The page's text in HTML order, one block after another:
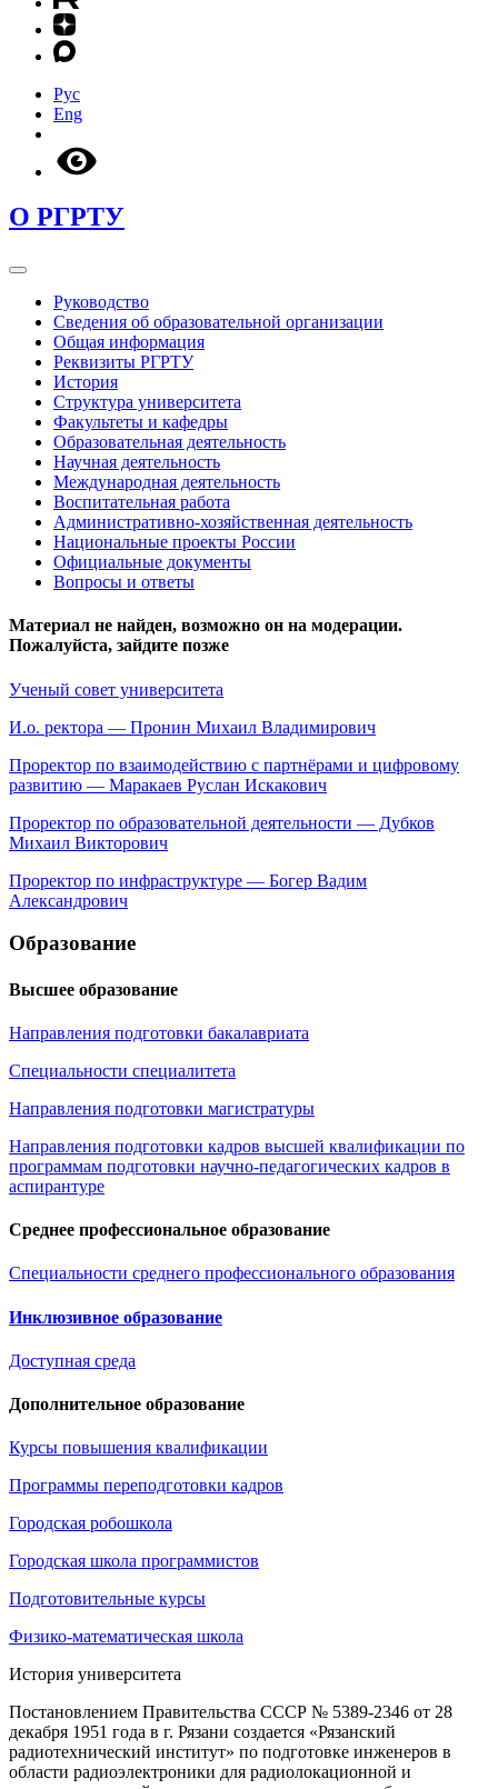
Рус
Eng
О РГРТУ
Руководство
Сведения об образовательной организации
Общая информация
Реквизиты РГРТУ
История
Структура университета
Факультеты и кафедры
Образовательная деятельность
Научная деятельность
Международная деятельность
Воспитательная работа
Административно-хозяйственная деятельность
Национальные проекты России
Официальные документы
Вопросы и ответы
Материал не найден, возможно он на модерации.
Пожалуйста, зайдите позже
Ученый совет университета
И.о. ректора — Пронин Михаил Владимирович
Проректор по взаимодействию с партнёрами и цифровому
развитию — Маракаев Руслан Искакович
Проректор по образовательной деятельности — Дубков
Михаил Викторович
Проректор по инфраструктуре — Богер Вадим
Александрович
Образование
Высшее образование
Направления подготовки бакалавриата
Специальности специалитета
Направления подготовки магистратуры
Направления подготовки кадров высшей квалификации по
программам подготовки научно-педагогических кадров в
аспирантуре
Среднее профессиональное образование
Специальности среднего профессионального образования
Инклюзивное образование
Доступная среда
Дополнительное образование
Курсы повышения квалификации
Программы переподготовки кадров
Городская робошкола
Городская школа программистов
Подготовительные курсы
Физико-математическая школа
История университета
Постановлением Правительства СССР № 5389-2346 от 28
декабря 1951 года в г. Рязани создается «Рязанский
радиотехнический институт» по подготовке инженеров в
области радиоэлектроники для радиолокационной и